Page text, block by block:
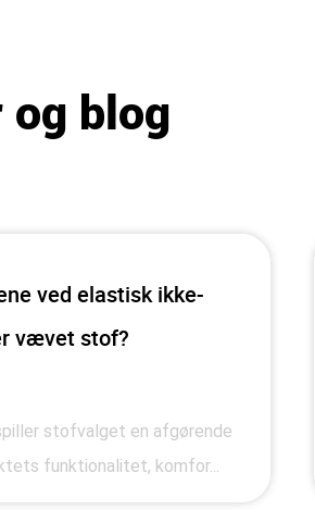
og blog
ved elastisk ikke-
vævet stof?
stofvalget en afgørende
funktionalitet, komfor...